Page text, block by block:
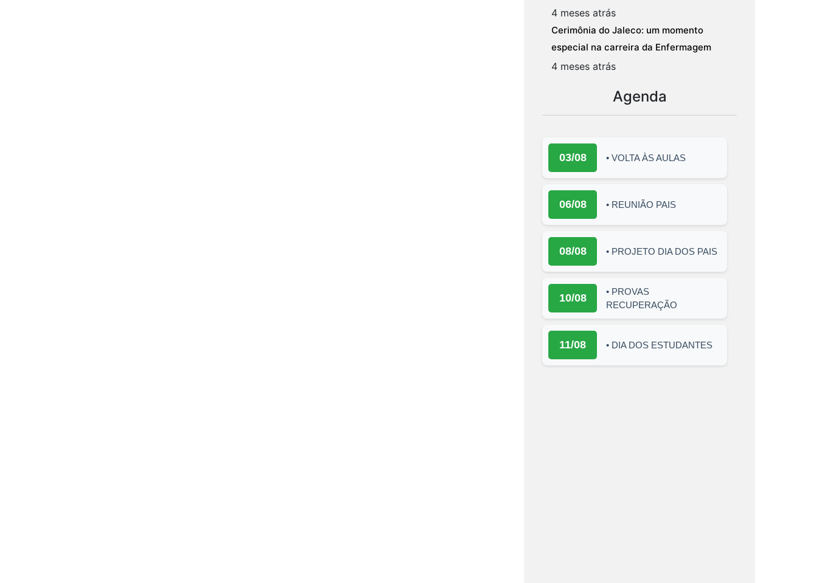
4 meses atrás
Cerimônia do Jaleco: um momento
especial na carreira da Enfermagem
4 meses atrás
Agenda
03/08 • VOLTA ÀS AULAS
06/08 • REUNIÃO PAIS
08/08 • PROJETO DIA DOS PAIS
10/08
• PROVAS
RECUPERAÇÃO
11/08 • DIA DOS ESTUDANTES